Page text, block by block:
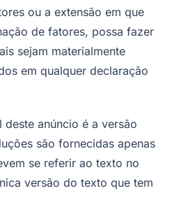
ou a extensão em que
de fatores, possa fazer
sejam materialmente
em qualquer declaração
anúncio é a versão
são fornecidas apenas
se referir ao texto no
versão do texto que tem